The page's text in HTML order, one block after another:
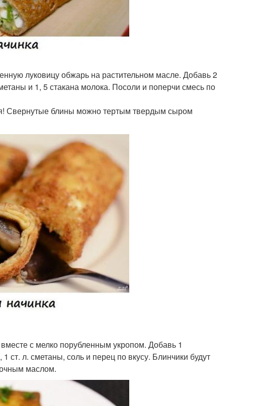
луковицу обжарь на растительном масле. Добавь 2
и 1, 5 стакана молока. Посоли и поперчи смесь по
Свернутые блины можно тертым твердым сыром
с мелко порубленным укропом. Добавь 1
ст. л. сметаны, соль и перец по вкусу. Блинчики будут
маслом.